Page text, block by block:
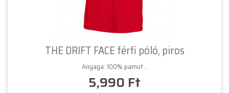
THE DRIFT FACE férfi póló, piros
Anyaga: 100% pamut ..
5,990 Ft